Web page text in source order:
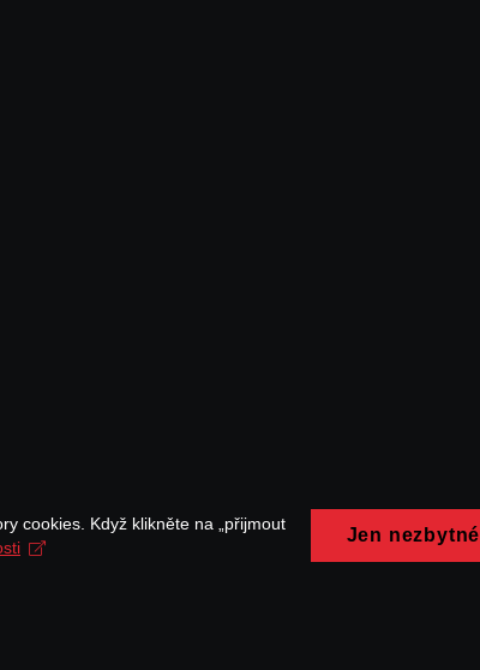
cookies. Když klikněte na „přijmout
Jen nezbytné